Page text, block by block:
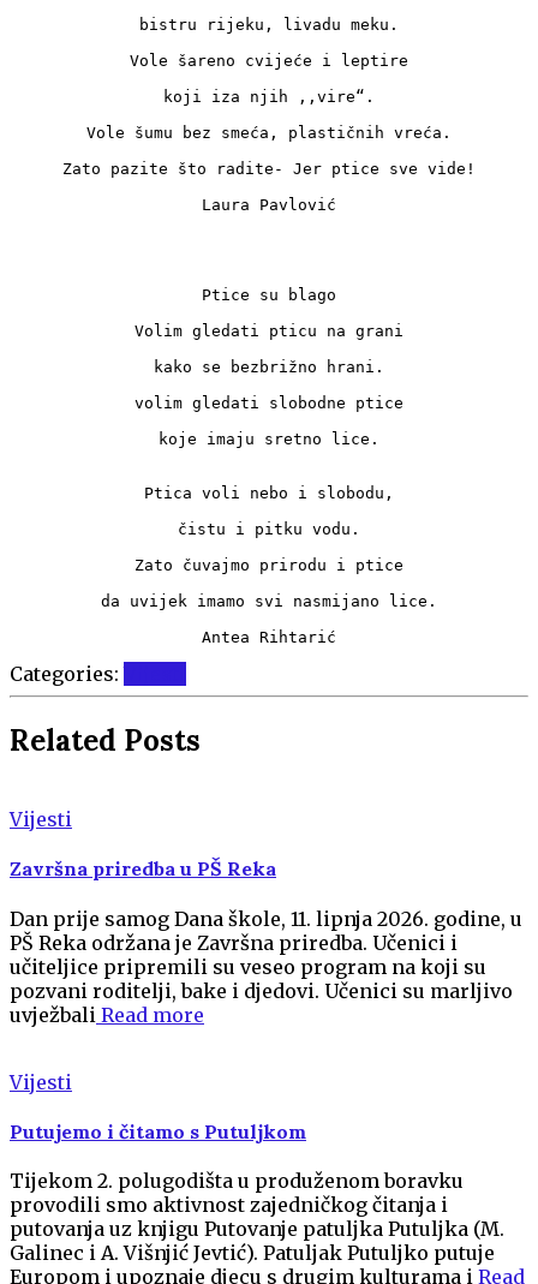
bistru rijeku, livadu meku.
Vole šareno cvijeće i leptire
koji iza njih ,,vire“.
Vole šumu bez smeća, plastičnih vreća.
Zato pazite što radite- Jer ptice sve vide!
Laura Pavlović
Ptice su blago
Volim gledati pticu na grani
kako se bezbrižno hrani.
volim gledati slobodne ptice
koje imaju sretno lice.
Ptica voli nebo i slobodu,
čistu i pitku vodu.
Zato čuvajmo prirodu i ptice
da uvijek imamo svi nasmijano lice.
Antea Rihtarić
Categories:
Related Posts
Vijesti
Završna priredba u PŠ Reka
Dan prije samog Dana škole, 11. lipnja 2026. godine, u
PŠ Reka održana je Završna priredba. Učenici i
učiteljice pripremili su veseo program na koji su
pozvani roditelji, bake i djedovi. Učenici su marljivo
uvježbali Read more
Vijesti
Putujemo i čitamo s Putuljkom
Tijekom 2. polugodišta u produženom boravku
provodili smo aktivnost zajedničkog čitanja i
putovanja uz knjigu Putovanje patuljka Putuljka (M.
Galinec i A. Višnjić Jevtić). Patuljak Putuljko putuje
Europom i upoznaje djecu s drugim kulturama i Read